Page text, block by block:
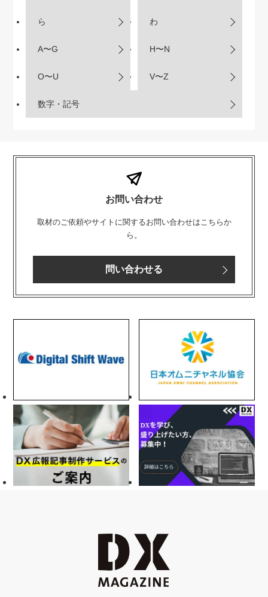
ら わ
A〜G H〜N
O〜U V〜Z
数字・記号
お問い合わせ
取材のご依頼やサイトに関するお問い合わせはこちらか
ら。
問い合わせる